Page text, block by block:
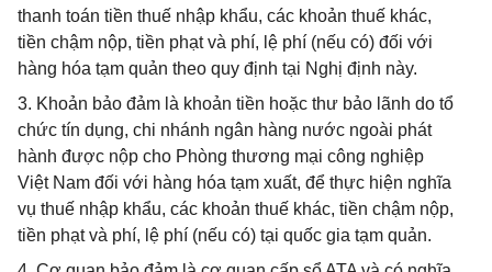
thanh toán tiền thuế nhập khẩu, các khoản thuế khác,
tiền chậm nộp, tiền phạt và phí, lệ phí (nếu có) đối với
hàng hóa tạm quản theo quy định tại Nghị định này.
3. Khoản bảo đảm là khoản tiền hoặc thư bảo lãnh do tổ
chức tín dụng, chi nhánh ngân hàng nước ngoài phát
hành được nộp cho Phòng thương mại công nghiệp
Việt Nam đối với hàng hóa tạm xuất, để thực hiện nghĩa
vụ thuế nhập khẩu, các khoản thuế khác, tiền chậm nộp,
tiền phạt và phí, lệ phí (nếu có) tại quốc gia tạm quản.